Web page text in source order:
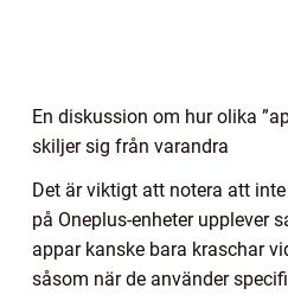
En diskussion om hur olika
skiljer sig från varandra
Det är viktigt att notera att
på Oneplus-enheter upplever
appar kanske bara kraschar
såsom när de använder